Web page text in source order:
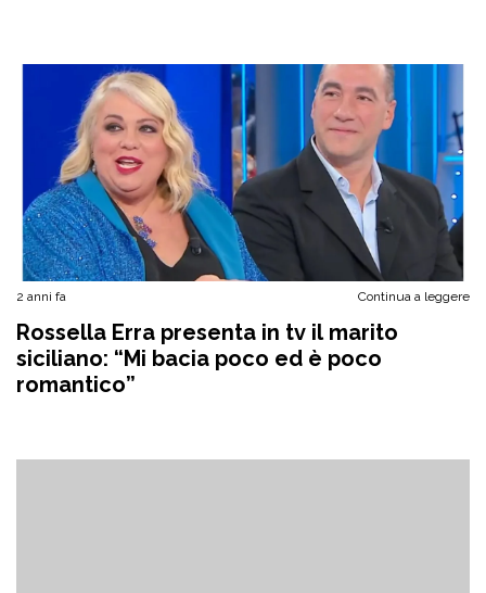
2 anni fa Continua a leggere
Rossella Erra presenta in tv il marito
siciliano: “Mi bacia poco ed è poco
romantico”